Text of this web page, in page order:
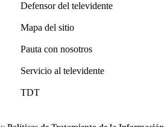
Defensor del televidente
Mapa del sitio
Pauta con nosotros
Servicio al televidente
TDT